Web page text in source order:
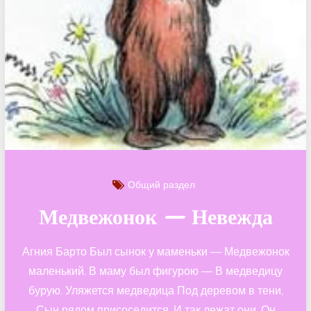
Общий раздел
Медвежонок — Невежда
Агния Барто Был сынок у маменьки — Медвежонок
маленький. В маму был фигурою — В медведицу
бурую. Уляжется медведица Под деревом в тени,